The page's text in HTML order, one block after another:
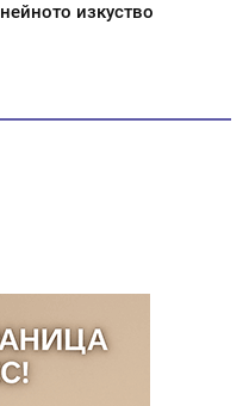
нейното изкуство